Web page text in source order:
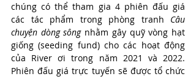
chúng có thể tham gia 4 phiên đấu giá
các tác phẩm trong phòng tranh Câu
chuyện dòng sông nhằm gây quỹ vòng hạt
giống (seeding fund) cho các hoạt động
của River ơi trong năm 2021 và 2022.
Phiên đấu giá trực tuyến sẽ được tổ chức